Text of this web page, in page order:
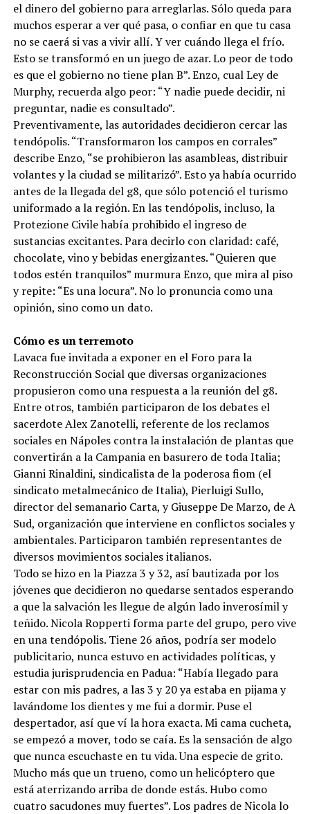
el dinero del gobierno para arreglarlas. Sólo queda para
muchos esperar a ver qué pasa, o confiar en que tu casa
no se caerá si vas a vivir allí. Y ver cuándo llega el frío.
Esto se transformó en un juego de azar. Lo peor de todo
es que el gobierno no tiene plan B”. Enzo, cual Ley de
Murphy, recuerda algo peor: “Y nadie puede decidir, ni
preguntar, nadie es consultado”.
Preventivamente, las autoridades decidieron cercar las
tendópolis. “Transformaron los campos en corrales”
describe Enzo, “se prohibieron las asambleas, distribuir
volantes y la ciudad se militarizó”. Esto ya había ocurrido
antes de la llegada del g8, que sólo potenció el turismo
uniformado a la región. En las tendópolis, incluso, la
Protezione Civile había prohibido el ingreso de
sustancias excitantes. Para decirlo con claridad: café,
chocolate, vino y bebidas energizantes. “Quieren que
todos estén tranquilos” murmura Enzo, que mira al piso
y repite: “Es una locura”. No lo pronuncia como una
opinión, sino como un dato.
Cómo es un terremoto
Lavaca fue invitada a exponer en el Foro para la
Reconstrucción Social que diversas organizaciones
propusieron como una respuesta a la reunión del g8.
Entre otros, también participaron de los debates el
sacerdote Alex Zanotelli, referente de los reclamos
sociales en Nápoles contra la instalación de plantas que
convertirán a la Campania en basurero de toda Italia;
Gianni Rinaldini, sindicalista de la poderosa fiom (el
sindicato metalmecánico de Italia), Pierluigi Sullo,
director del semanario Carta, y Giuseppe De Marzo, de A
Sud, organización que interviene en conflictos sociales y
ambientales. Participaron también representantes de
diversos movimientos sociales italianos.
Todo se hizo en la Piazza 3 y 32, así bautizada por los
jóvenes que decidieron no quedarse sentados esperando
a que la salvación les llegue de algún lado inverosímil y
teñido. Nicola Ropperti forma parte del grupo, pero vive
en una tendópolis. Tiene 26 años, podría ser modelo
publicitario, nunca estuvo en actividades políticas, y
estudia jurisprudencia en Padua: “Había llegado para
estar con mis padres, a las 3 y 20 ya estaba en pijama y
lavándome los dientes y me fui a dormir. Puse el
despertador, así que ví la hora exacta. Mi cama cucheta,
se empezó a mover, todo se caía. Es la sensación de algo
que nunca escuchaste en tu vida. Una especie de grito.
Mucho más que un trueno, como un helicóptero que
está aterrizando arriba de donde estás. Hubo como
cuatro sacudones muy fuertes”. Los padres de Nicola lo